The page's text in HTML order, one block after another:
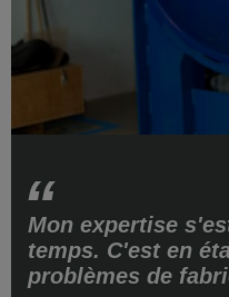
Mon expertise
temps. C'est en
problèmes de